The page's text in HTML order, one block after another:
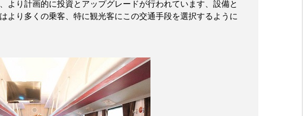
より計画的に投資とアップグレードが行われています、設備と
より多くの乗客、特に観光客にこの交通手段を選択するように